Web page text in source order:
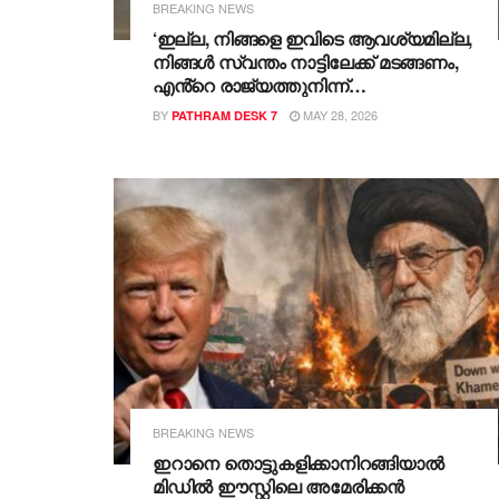
BREAKING NEWS
‘ഇല്ല, നിങ്ങളെ ഇവിടെ ആവശ്യമില്ല,
നിങ്ങൾ സ്വന്തം നാട്ടിലേക്ക് മടങ്ങണം,
എൻ്റെ രാജ്യത്തുനിന്ന്
പുറത്തുപോകൂ; ഇന്ത്യ അത്രയധികം
അവിടെത്തന്നെ നിൽക്കാത്തത്‘-
ഇന്ത്യൻ ​ദമ്പതികളോട് അമേരിക്കൻ
യുവാവിന്റെ ആക്രോശം
BY PATHRAM DESK 7 MAY 28, 2026
BREAKING NEWS
ഇറാനെ തൊട്ടുകളിക്കാനിറങ്ങിയാൽ
മിഡിൽ ഈസ്റ്റിലെ അമേരിക്കൻ